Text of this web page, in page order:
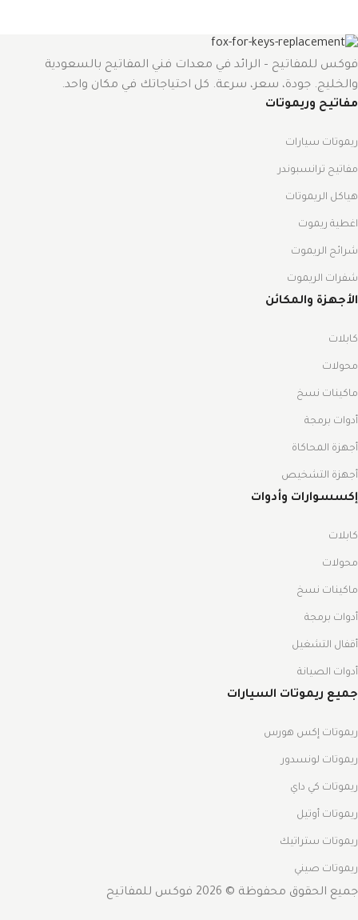
فوكس للمفاتيح – الرائد في معدات فني المفاتيح بالسعودية
والخليج. جودة، سعر، سرعة. كل احتياجاتك في مكان واحد.
مفاتيح وريموتات
ريموتات سيارات
مفاتيح ترانسبوندر
هياكل الريموتات
اغطية ريموت
شرائح الريموت
شفرات الريموت
الأجهزة والمكائن
كابلات
محولات
ماكينات نسخ
أدوات برمجة
أجهزة المحاكاة
أجهزة التشخيص
إكسسوارات وأدوات
كابلات
محولات
ماكينات نسخ
أدوات برمجة
أقفال التشغيل
أدوات الصيانة
جميع ريموتات السيارات
ريموتات إكس هورس
ريموتات لونسدور
ريموتات كي داي
ريموتات أوتيل
ريموتات ستراتيك
ريموتات صيني
جميع الحقوق محفوظة © 2026 فوكس للمفاتيح